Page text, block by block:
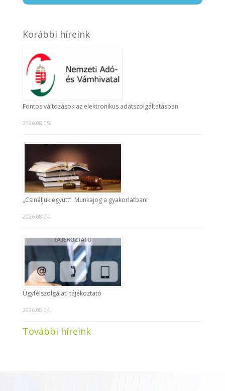
Korábbi híreink
Fontos változások az elektronikus adatszolgáltatásban
2026.08.05.
„Csináljuk együtt”: Munkajog a gyakorlatban!
2026.08.04.
Ügyfélszolgálati tájékoztató
2026.08.04.
További híreink